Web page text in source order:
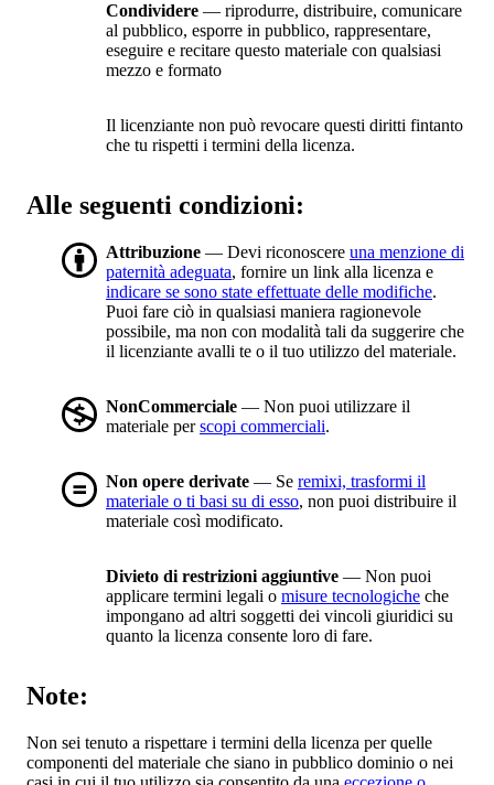
Condividere — riprodurre, distribuire, comunicare
al pubblico, esporre in pubblico, rappresentare,
eseguire e recitare questo materiale con qualsiasi
mezzo e formato
Il licenziante non può revocare questi diritti fintanto
che tu rispetti i termini della licenza.
Alle seguenti condizioni:
Attribuzione — Devi riconoscere una menzione di
paternità adeguata, fornire un link alla licenza e
indicare se sono state effettuate delle modifiche.
Puoi fare ciò in qualsiasi maniera ragionevole
possibile, ma non con modalità tali da suggerire che
il licenziante avalli te o il tuo utilizzo del materiale.
NonCommerciale — Non puoi utilizzare il
materiale perscopi commerciali.
Non opere derivate — Se remixi, trasformi il
materiale o ti basi su di esso, non puoi distribuire il
materiale così modificato.
Divieto di restrizioni aggiuntive — Non puoi
applicare termini legali o misure tecnologiche che
impongano ad altri soggetti dei vincoli giuridici su
quanto la licenza consente loro di fare.
Note:
Non sei tenuto a rispettare i termini della licenza per quelle
componenti del materiale che siano in pubblico dominio o nei